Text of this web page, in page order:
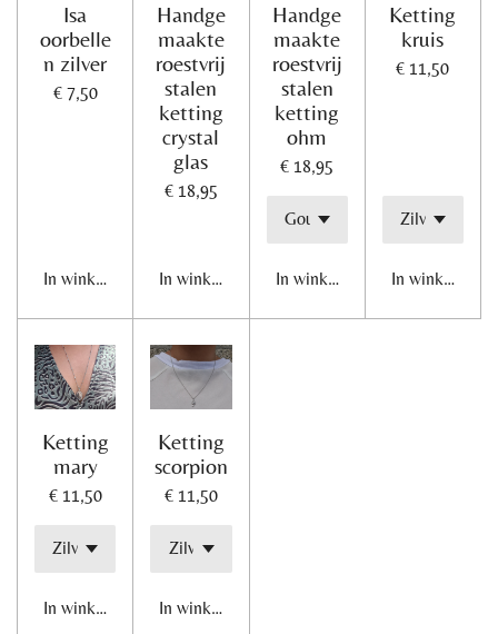
Isa
oorbelle
n zilver
€ 7,50
In winkelwagen
Handge
maakte
roestvrij
stalen
ketting
crystal
glas
€ 18,95
In winkelwagen
Handge
maakte
roestvrij
stalen
ketting
ohm
€ 18,95
In winkelwagen
Ketting
kruis
€ 11,50
In
Ketting
mary
€ 11,50
In winkelwagen
Ketting
scorpion
€ 11,50
In winkelwagen